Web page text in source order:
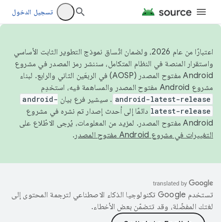
تسجيل الدخول
اعتبارًا من عام 2026، ولضمان اتّساق نموذج التطوير الثابت الأساسي
واستقرار المنصة في النظام المتكامل، سننشر رمز المصدر في مشروع
Android مفتوح المصدر (AOSP) في الربعَين الثاني والرابع. لبناء
مشروع Android مفتوح المصدر والمساهمة فيه، استخدِم
android-latest-release . سيشير فرع بيان android-
latest-release دائمًا إلى أحدث إصدار تم نشره في مشروع
Android مفتوح المصدر. لمزيد من المعلومات، يُرجى الاطّلاع على
التغييرات في مشروع Android مفتوح المصدر
.
تستخدم Google تكنولوجيا الذكاء الاصطناعي لترجمة المحتوى إلى
لغتك المفضّلة، وقد تتضمّن بعض الأخطاء.